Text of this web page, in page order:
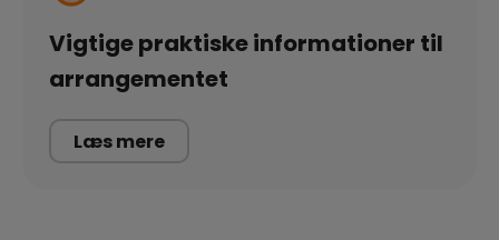
Vigtige praktiske informationer til
arrangementet
Læs mere